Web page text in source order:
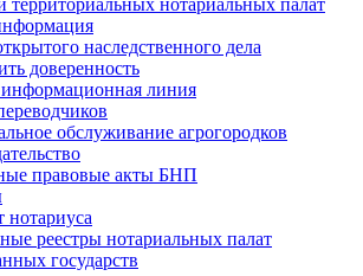
наследственного дела
доверенность
линия
обслуживание агрогородков
правовые акты БНП
нотариуса
реестры нотариальных палат
государств